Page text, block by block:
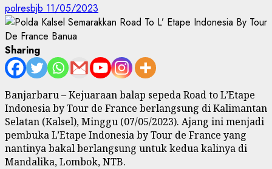
polresbjb 11/05/2023
Sharing
Banjarbaru – Kejuaraan balap sepeda Road to L’Etape
Indonesia by Tour de France berlangsung di Kalimantan
Selatan (Kalsel), Minggu (07/05/2023). Ajang ini menjadi
pembuka L’Etape Indonesia by Tour de France yang
nantinya bakal berlangsung untuk kedua kalinya di
Mandalika, Lombok, NTB.